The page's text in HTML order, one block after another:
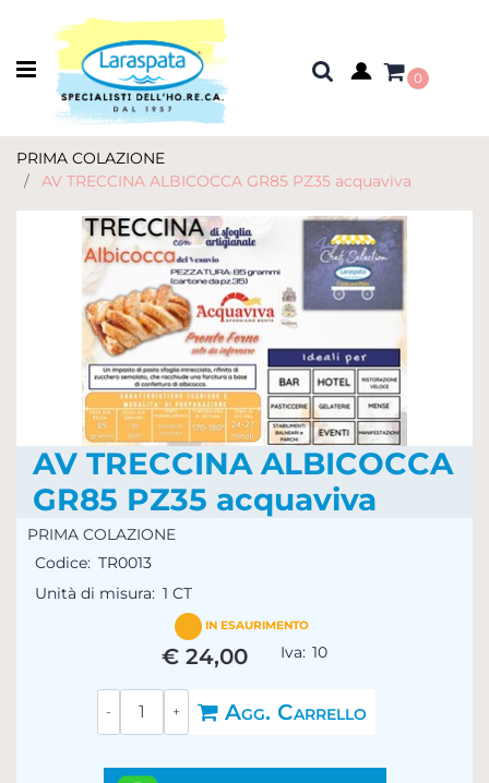
Open menu
0
PRIMA COLAZIONE
AV TRECCINA ALBICOCCA GR85 PZ35 acquaviva
AV TRECCINA ALBICOCCA
GR85 PZ35 acquaviva
PRIMA COLAZIONE
Codice: TR0013
Unità di misura: 1 CT
IN ESAURIMENTO
€ 24,00 Iva: 10
Agg. Carrello